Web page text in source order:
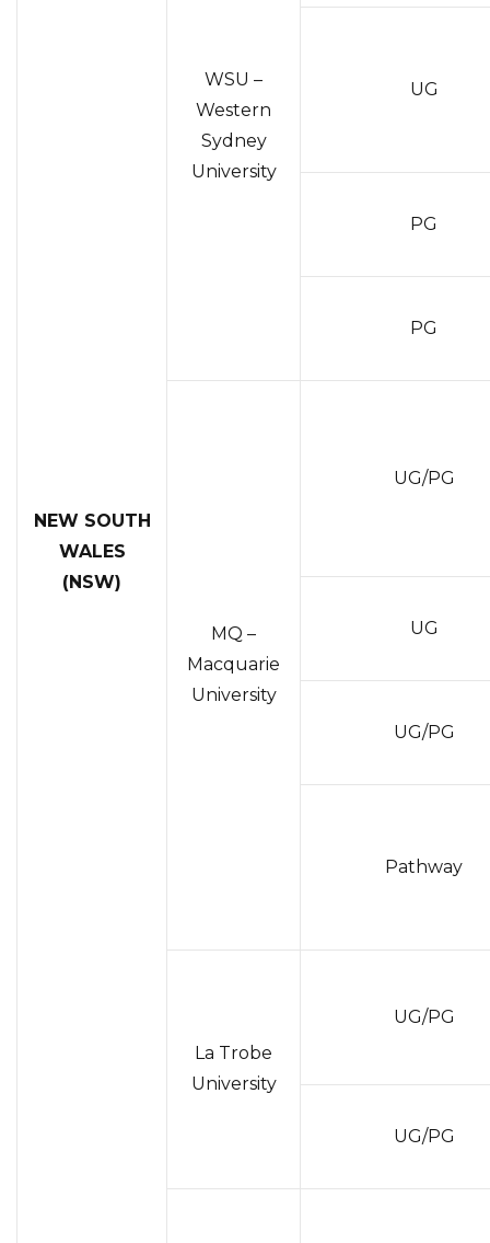
NEW SOUTH
WALES
(NSW)
WSU –
Western
Sydney
University
UG
PG
PG
MQ –
Macquarie
University
UG/PG
UG
UG/PG
Pathway
La Trobe
University
UG/PG
UG/PG